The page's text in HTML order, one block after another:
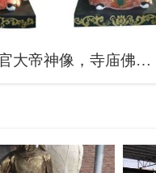
供应三官大帝神像，寺庙佛像，仿古三官大帝神像厂家